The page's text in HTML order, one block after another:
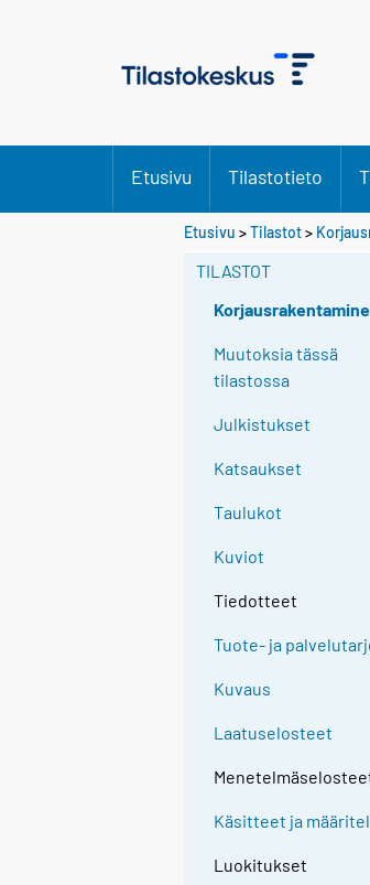
Etusivu Tilastotieto
Etusivu >Tilastot>
TILASTOT
Muutoksia tässä
tilastossa
Julkistukset
Katsaukset
Taulukot
Kuviot
Tiedotteet
Tuote- ja
Kuvaus
Laatuselosteet
Käsitteet ja
Luokitukset